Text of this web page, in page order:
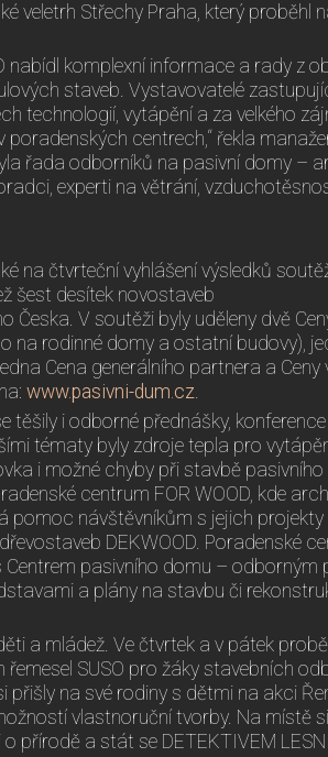
veletrh Střechy Praha, který proběhl
nabídl komplexní informace a rady z
staveb. Vystavovatelé
technologií, vytápění a za velkého
centrech,“ řekla
řada odborníků na pasivní domy –
experti na větrání,
na čtvrteční vyhlášení výsledků
šest desítek novostaveb
Česka. V soutěži byly uděleny dvě
na rodinné domy a ostatní budovy),
Cena generálního partnera a Ceny
www.pasivni-dum.cz.
těšily i odborné přednášky, konference
tématy byly zdroje tepla pro
i možné chyby při stavbě pasivního
centrum FOR WOOD, kde
pomoc návštěvníkům s jejich projekty
DEKWOOD. Poradenské
Centrem pasivního domu – odborným
a plány na stavbu či
a mládež. Ve čtvrtek a v pátek
SUSO pro žáky stavebních
na své rodiny s dětmi na akci
vlastnoruční tvorby. Na místě
přírodě a stát se DETEKTIVEM